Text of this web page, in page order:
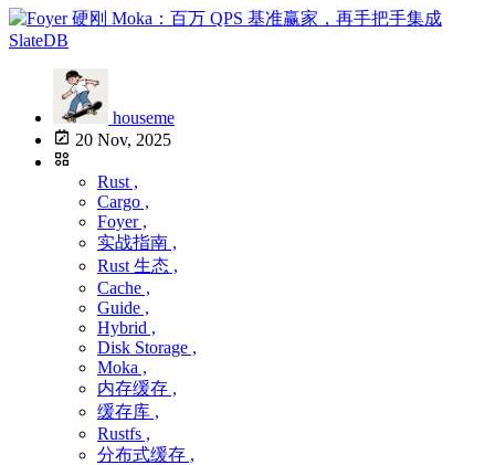
houseme
20 Nov, 2025
Rust ,
Cargo ,
Foyer ,
实战指南 ,
Rust 生态 ,
Cache ,
Guide ,
Hybrid ,
Disk Storage ,
Moka ,
内存缓存 ,
缓存库 ,
Rustfs ,
分布式缓存 ,